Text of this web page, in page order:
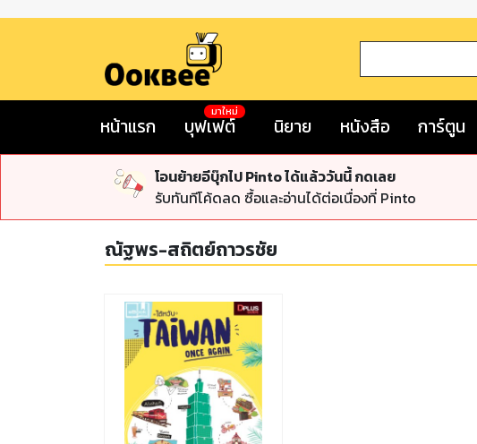
หน้าแรก บุฟเฟต์
มาใหม่
นิยาย หนังสือ การ์ตูน
โอนย้ายอีบุ๊กไป Pinto ได้แล้ววันนี้ กดเลย
รับทันทีโค้ดลด ซื้อและอ่านได้ต่อเนื่องที่ Pinto
ณัฐพร-สถิตย์ถาวรชัย